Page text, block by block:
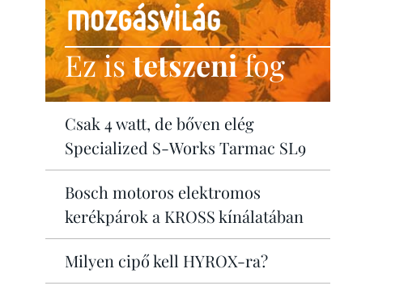
Ez istetszenifog
Csak 4 watt, de bőven elég
Specialized S-Works Tarmac SL9
Bosch motoros elektromos
kerékpárok a KROSS kínálatában
Milyen cipő kell HYROX-ra?